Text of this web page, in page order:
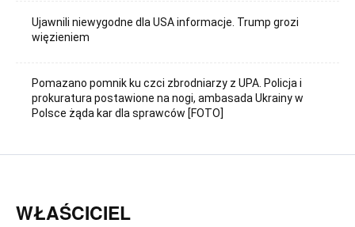
Ujawnili niewygodne dla USA informacje. Trump grozi
więzieniem
Pomazano pomnik ku czci zbrodniarzy z UPA. Policja i
prokuratura postawione na nogi, ambasada Ukrainy w
Polsce żąda kar dla sprawców [FOTO]
WŁAŚCICIEL